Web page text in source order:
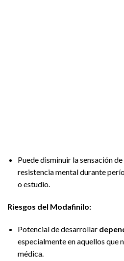
Puede disminuir la sensación de
resistencia mental durante
o estudio.
Riesgos del Modafinilo:
Potencial de desarrollar
especialmente en aquellos que
médica.